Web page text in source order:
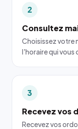
2
Consultez
Choisissez votre
l'horaire qui vous
3
Recevez vos
Recevez vos